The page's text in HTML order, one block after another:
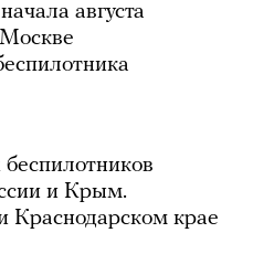
августа
и Крым.
Краснодарском крае